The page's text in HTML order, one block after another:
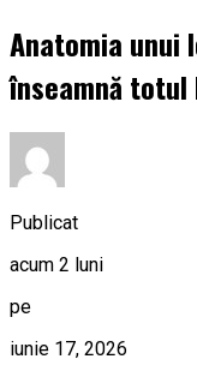
Anatomia unui
înseamnă
Publicat
acum 2 luni
pe
iunie 17, 2026